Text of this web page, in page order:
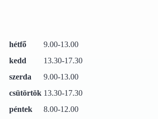
hétfő
9.00-13.00
kedd
13.30-17.30
szerda
9.00-13.00
csütörtök 13.30-17.30
péntek
8.00-12.00